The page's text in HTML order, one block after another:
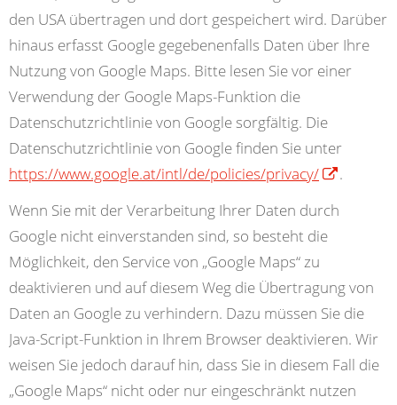
den USA übertragen und dort gespeichert wird. Darüber
hinaus erfasst Google gegebenenfalls Daten über Ihre
Nutzung von Google Maps. Bitte lesen Sie vor einer
Verwendung der Google Maps-Funktion die
Datenschutzrichtlinie von Google sorgfältig. Die
Datenschutzrichtlinie von Google finden Sie unter
https://www.google.at/intl/de/policies/privacy/
.
Wenn Sie mit der Verarbeitung Ihrer Daten durch
Google nicht einverstanden sind, so besteht die
Möglichkeit, den Service von „Google Maps“ zu
deaktivieren und auf diesem Weg die Übertragung von
Daten an Google zu verhindern. Dazu müssen Sie die
Java-Script-Funktion in Ihrem Browser deaktivieren. Wir
weisen Sie jedoch darauf hin, dass Sie in diesem Fall die
„Google Maps“ nicht oder nur eingeschränkt nutzen